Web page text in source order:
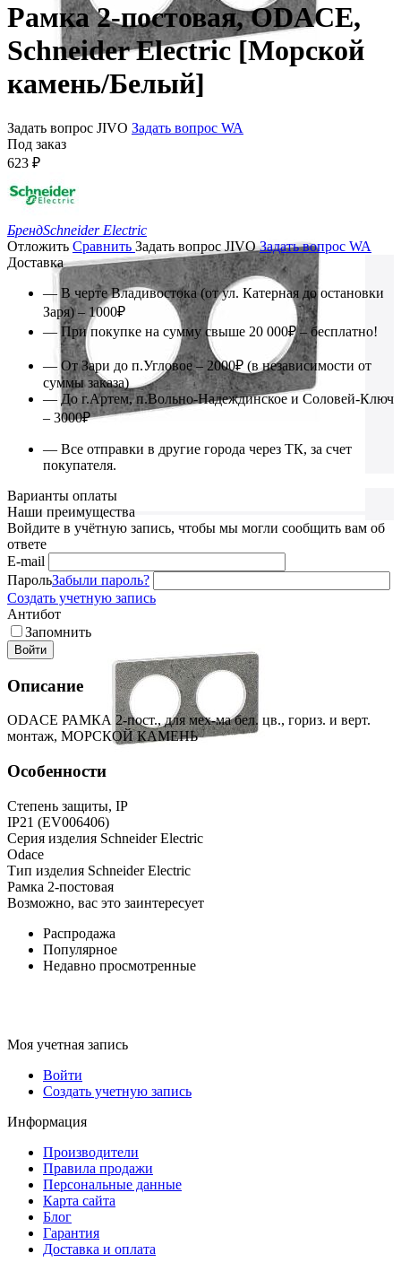
Рамка 2-постовая, ODACE,
Schneider Electric [Морской
камень/Белый]
Задать вопрос JIVO Задать вопрос WA
Под заказ
623 ₽
БрендSchneider Electric
Отложить Сравнить Задать вопрос JIVO Задать вопрос WA
Доставка
— В черте Владивостока (от ул. Катерная до остановки
Заря) – 1000₽
— При покупке на сумму свыше 20 000₽ – бесплатно!
— От Зари до п.Угловое – 2000₽ (в независимости от
суммы заказа)
— До г.Артем, п.Вольно-Надеждинское и Соловей-Ключ
– 3000₽
— Все отправки в другие города через ТК, за счет
покупателя.
Варианты оплаты
Наши преимущества
Войдите в учётную запись, чтобы мы могли сообщить вам об
ответе
E-mail
ПарольЗабыли пароль?
Создать учетную запись
Антибот
Запомнить
Войти
Описание
ODACE РАМКА 2-пост., для мех-ма бел. цв., гориз. и верт.
монтаж, МОРСКОЙ КАМЕНЬ
Особенности
Степень защиты, IP
IP21 (EV006406)
Серия изделия Schneider Electric
Odace
Тип изделия Schneider Electric
Рамка 2-постовая
Возможно, вас это заинтересует
Распродажа
Популярное
Недавно просмотренные
Моя учетная запись
Войти
Создать учетную запись
Информация
Производители
Правила продажи
Персональные данные
Карта сайта
Блог
Гарантия
Доставка и оплата